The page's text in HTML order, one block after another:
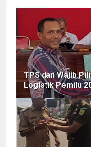
TPS dan Wajib
Logistik Pemilu